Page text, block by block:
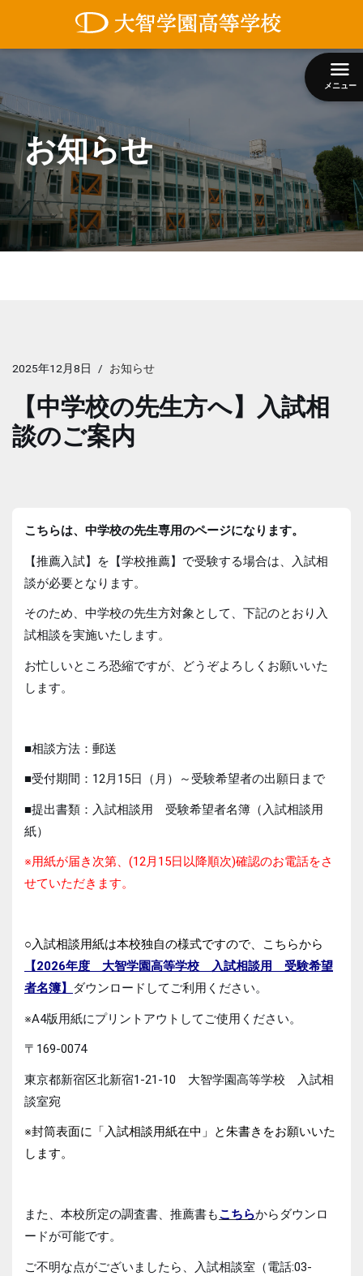
へ
キ
ッ
プ
メニュー
お知らせ
【中学校の先生方へ】入試相
談のご案内
2025年12月8日 お知らせ
こちらは、中学校の先生専用のページになります。
【推薦入試】を【学校推薦】で受験する場合は、入試相
談が必要となります。
そのため、中学校の先生方対象として、下記のとおり入
試相談を実施いたします。
お忙しいところ恐縮ですが、どうぞよろしくお願いいた
します。
■相談方法：郵送
■受付期間：12月15日（月）～受験希望者の出願日まで
■提出書類：入試相談用 受験希望者名簿（入試相談用
紙）
※用紙が届き次第、(12月15日以降順次)確認のお電話をさ
せていただきます。
○入試相談用紙は本校独自の様式ですので、こちらから
【2026年度 大智学園高等学校 入試相談用 受験希望
者名簿】
ダウンロードしてご利用ください。
※A4版用紙にプリントアウトしてご使用ください。
〒169-0074
東京都新宿区北新宿1-21-10 大智学園高等学校 入試相
談室宛
※封筒表面に「入試相談用紙在中」と朱書きをお願いいた
します。
また、本校所定の調査書、推薦書もこちらからダウンロ
ードが可能です。
ご不明な点がございましたら、入試相談室（電話:03-